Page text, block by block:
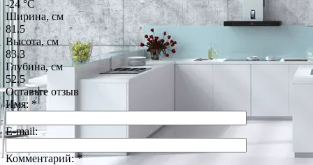
-24 °C
Ширина, см
81.5
Высота, см
83.3
Глубина, см
52.5
Оставьте отзыв
Имя: *
E-mail:
Комментарий:*